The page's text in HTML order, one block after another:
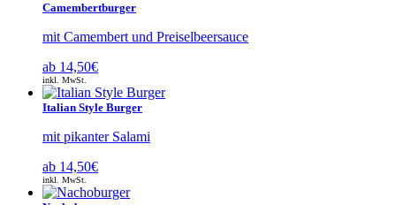
Camembertburger
mit Camembert und Preiselbeersauce
ab 14,50€
inkl. MwSt.
Italian Style Burger
mit pikanter Salami
ab 14,50€
inkl. MwSt.